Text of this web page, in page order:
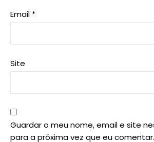
Email *
Site
Guardar o meu nome, email e site
para a próxima vez que eu comentar.